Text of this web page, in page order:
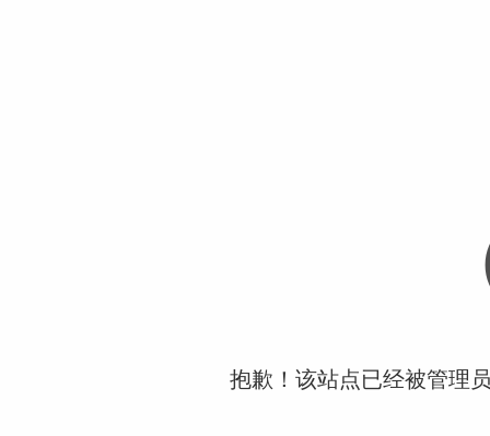
抱歉！该站点已经被管理